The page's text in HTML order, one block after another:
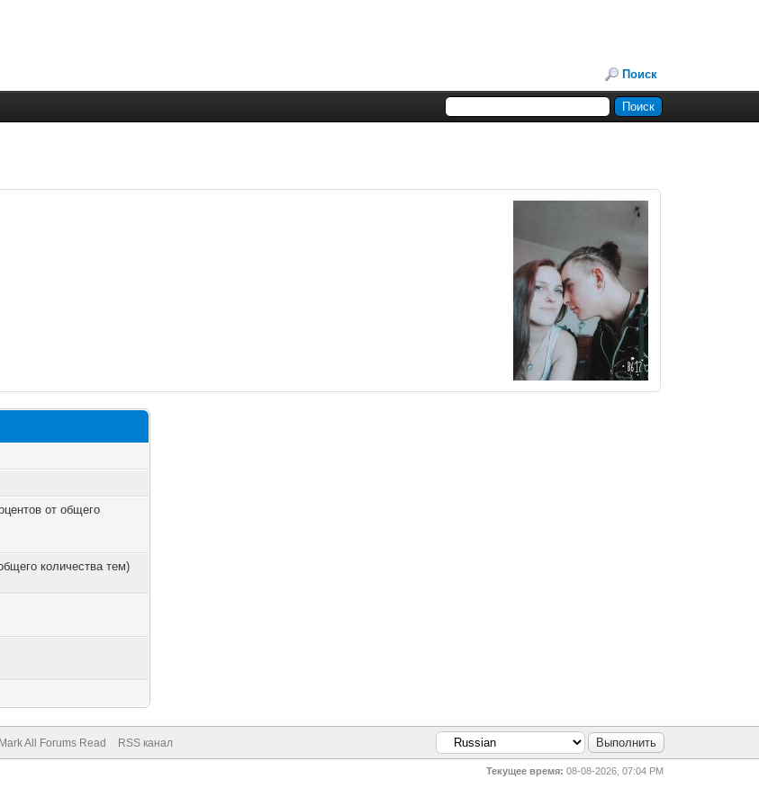
Поиск
от общего
количества тем)
Mark All Forums Read RSS канал
Текущее время: 08-08-2026, 07:04 PM